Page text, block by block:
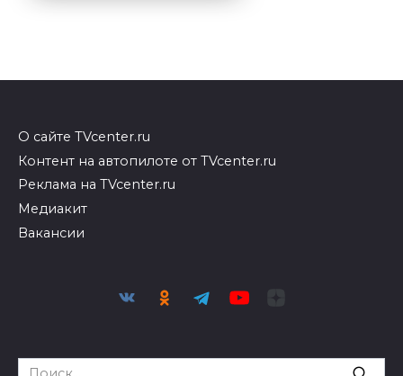
О сайте TVcenter.ru
Контент на автопилоте от TVcenter.ru
Реклама на TVcenter.ru
Медиакит
Вакансии
Search